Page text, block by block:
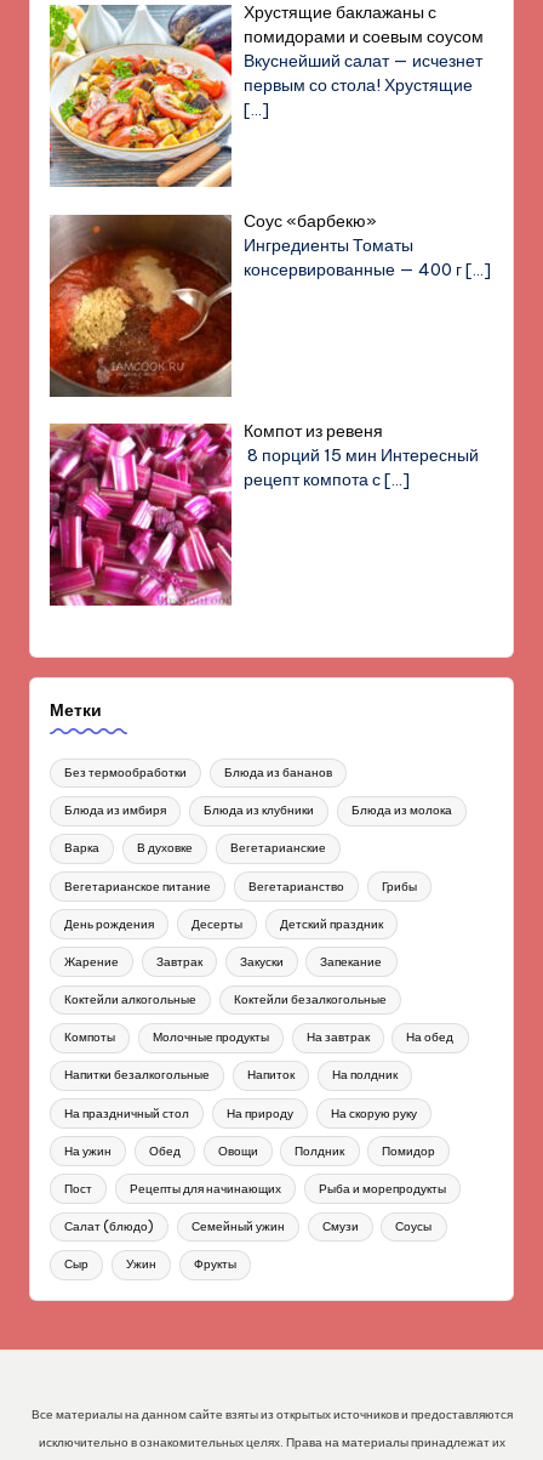
Хрустящие баклажаны с
помидорами и соевым соусом
Вкуснейший салат — исчезнет
первым со стола! Хрустящие
[…]
Соус «барбекю»
Ингредиенты Томаты
консервированные — 400 г[…]
Компот из ревеня
8 порций 15 мин Интересный
рецепт компота с[…]
Метки
Без термообработки Блюда из бананов
Блюда из имбиря Блюда из клубники Блюда из молока
Варка В духовке Вегетарианские
Вегетарианское питание Вегетарианство Грибы
День рождения Десерты Детский праздник
Жарение Завтрак Закуски Запекание
Коктейли алкогольные Коктейли безалкогольные
Компоты Молочные продукты На завтрак На обед
Напитки безалкогольные Напиток На полдник
На праздничный стол На природу На скорую руку
На ужин Обед Овощи Полдник Помидор
Пост Рецепты для начинающих Рыба и морепродукты
Салат (блюдо) Семейный ужин Смузи Соусы
Сыр Ужин Фрукты
Все материалы на данном сайте взяты из открытых источников и предоставляются
исключительно в ознакомительных целях. Права на материалы принадлежат их